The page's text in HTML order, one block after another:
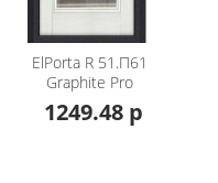
8-6 Э с 3 ригелями
4-3 Э с 3 ригелями
ключей в комплекте
ElPorta R 51.П61
Graphite Pro
1249.48 р